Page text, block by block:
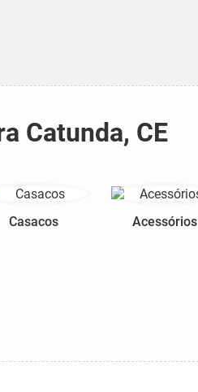
Catunda, CE
Casacos Acessórios